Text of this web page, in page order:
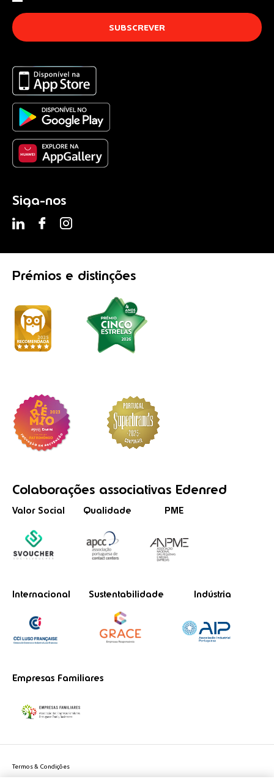
Siga-nos
Prémios e distinções
Colaborações associativas Edenred
Valor Social Qualidade PME
Internacional Sustentabilidade Indústria
Empresas Familiares
Termos & Condições